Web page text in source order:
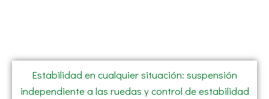
Estabilidad en cualquier situación: suspensión
independiente a las ruedas y control de estabilidad